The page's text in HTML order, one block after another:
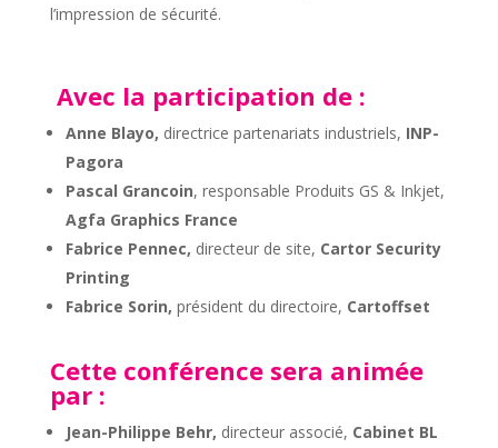
l’impression de sécurité.
Avec la participation de :
Anne Blayo, directrice partenariats industriels, INP-
Pagora
Pascal Grancoin, responsable Produits GS & Inkjet,
Agfa Graphics France
Fabrice Pennec, directeur de site, Cartor Security
Printing
Fabrice Sorin, président du directoire, Cartoffset
Cette conférence sera animée
par :
Jean-Philippe Behr, directeur associé, Cabinet BL